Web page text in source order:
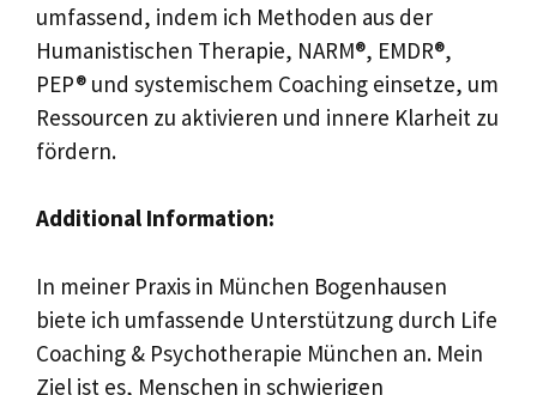
umfassend, indem ich Methoden aus der
Humanistischen Therapie, NARM®, EMDR®,
PEP® und systemischem Coaching einsetze, um
Ressourcen zu aktivieren und innere Klarheit zu
fördern.
Additional Information:
In meiner Praxis in München Bogenhausen
biete ich umfassende Unterstützung durch Life
Coaching & Psychotherapie München an. Mein
Ziel ist es, Menschen in schwierigen